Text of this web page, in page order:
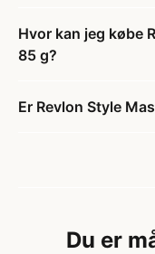
Hvor kan jeg købe
85 g?
Er Revlon Style
Du er